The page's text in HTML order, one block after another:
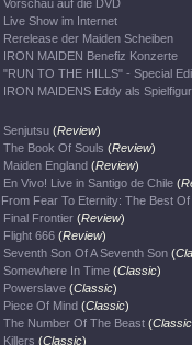
Vorschau auf die DVD
Live Show im Internet
Rerelease der Maiden Scheiben
IRON MAIDEN Benefiz Konzerte
"RUN TO THE HILLS" - Special
IRON MAIDENS Eddy als Spielfigur
Senjutsu (Review)
The Book Of Souls (Review)
Maiden England (Review)
En Vivo! Live in Santigo de Chile (
From Fear To Eternity: The Best
Final Frontier (Review)
Flight 666 (Review)
Seventh Son Of A Seventh Son (
Somewhere In Time (Classic)
Powerslave (Classic)
Piece Of Mind (Classic)
The Number Of The Beast (Classic
Killers (Classic)